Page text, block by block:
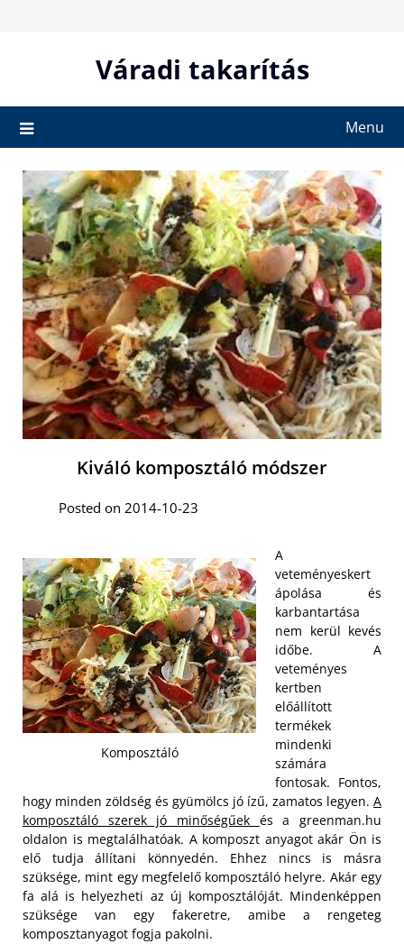
Váradi takarítás
Menu
Kiváló komposztáló módszer
Posted on 2014-10-23
Komposztáló
A
veteményeskert
ápolása és
karbantartása
nem kerül kevés
időbe. A
veteményes
kertben
előállított
termékek
mindenki
számára
fontosak. Fontos,
hogy minden zöldség és gyümölcs jó ízű, zamatos legyen. A
komposztáló szerek jó minőségűek és a greenman.hu
oldalon is megtalálhatóak. A komposzt anyagot akár Ön is
elő tudja állítani könnyedén. Ehhez nincs is másra
szüksége, mint egy megfelelő komposztáló helyre. Akár egy
fa alá is helyezheti az új komposztálóját. Mindenképpen
szüksége van egy fakeretre, amibe a rengeteg
komposztanyagot fogja pakolni.